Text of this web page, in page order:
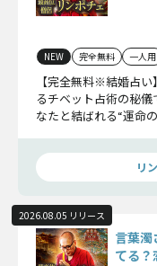
NEW 完全無料 一人用
【完全無料※結婚占
るチベット占術の秘
なたと結ばれる“運命
リ
2026.08.05 リリース
言葉
てる